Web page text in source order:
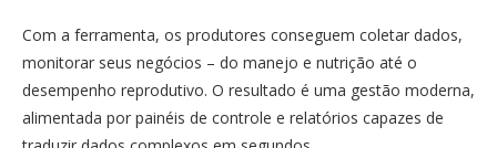
Com a ferramenta, os produtores conseguem coletar dados,
monitorar seus negócios – do manejo e nutrição até o
desempenho reprodutivo. O resultado é uma gestão moderna,
alimentada por painéis de controle e relatórios capazes de